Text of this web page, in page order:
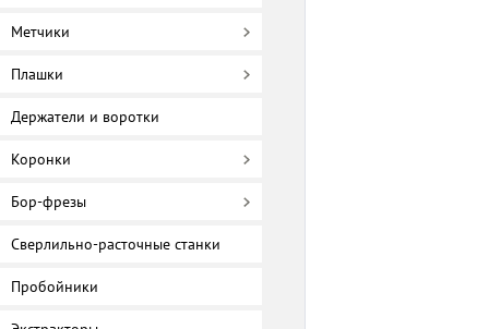
Метчики
Плашки
Держатели и воротки
Коронки
Бор-фрезы
Сверлильно-расточные станки
Пробойники